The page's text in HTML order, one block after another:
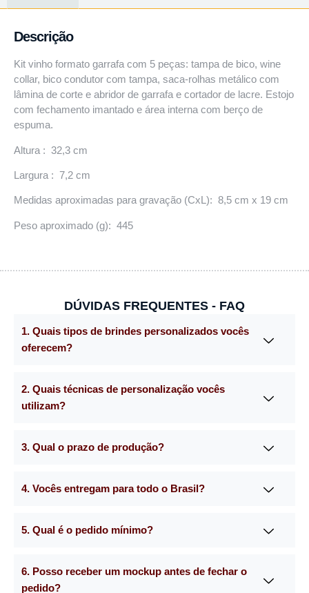
Descrição
Kit vinho formato garrafa com 5 peças: tampa de bico, wine
collar, bico condutor com tampa, saca-rolhas metálico com
lâmina de corte e abridor de garrafa e cortador de lacre. Estojo
com fechamento imantado e área interna com berço de
espuma.
Altura : 32,3 cm
Largura : 7,2 cm
Medidas aproximadas para gravação (CxL): 8,5 cm x 19 cm
Peso aproximado (g): 445
DÚVIDAS FREQUENTES - FAQ
1. Quais tipos de brindes personalizados vocês
oferecem?
2. Quais técnicas de personalização vocês
utilizam?
3. Qual o prazo de produção?
4. Vocês entregam para todo o Brasil?
5. Qual é o pedido mínimo?
6. Posso receber um mockup antes de fechar o
pedido?